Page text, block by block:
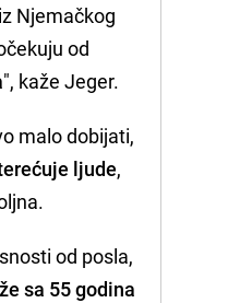
Njemačkog
od
", kaže Jeger.
malo dobijati,
ljude,
od posla,
sa 55 godina